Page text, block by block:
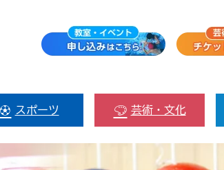
スポーツ 芸術・文化